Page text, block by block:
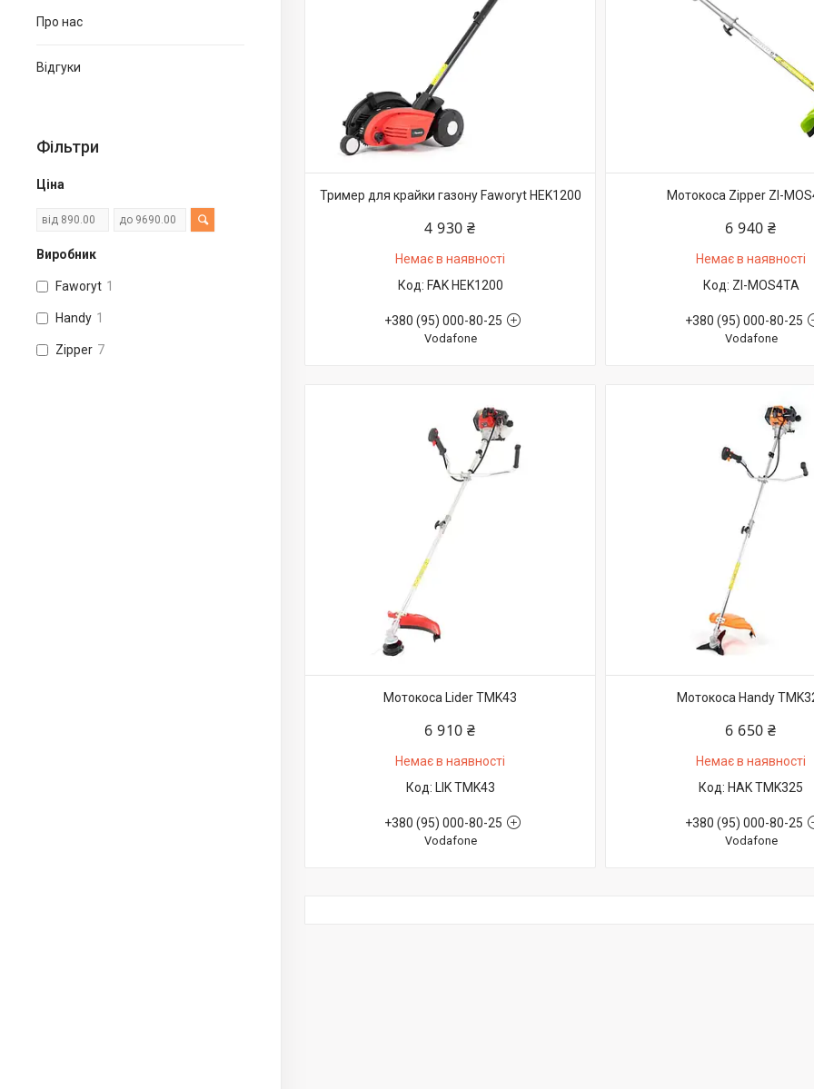
Про нас
Відгуки
Фільтри
Ціна
Виробник
Faworyt 1
Handy 1
Zipper 7
Тример для крайки газону Faworyt HEK1200
4 930 ₴
Немає в наявності
FAK HEK1200
+380 (95) 000-80-25
Vodafone
Мотокоса Zipper ZI-
6 940 ₴
Немає в наявності
ZI-MOS4TA
+380 (95) 000-80-25
Vodafone
Мотокоса Lider TMK43
6 910 ₴
Немає в наявності
LIK TMK43
+380 (95) 000-80-25
Vodafone
Мотокоса Handy
6 650 ₴
Немає в наявності
HAK TMK325
+380 (95) 000-80-25
Vodafone